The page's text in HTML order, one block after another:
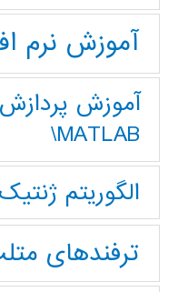
آموزش نرم
آموزش
MATLAB\
الگوریتم ژنتیک
ترفندهای